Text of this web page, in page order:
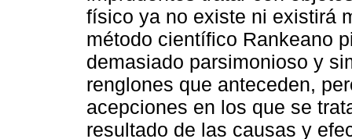
físico ya no existe ni existirá
método científico Rankeano
demasiado parsimonioso y
renglones que anteceden,
acepciones en los que se
resultado de las causas y